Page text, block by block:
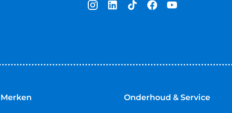
Merken Onderhoud & Service